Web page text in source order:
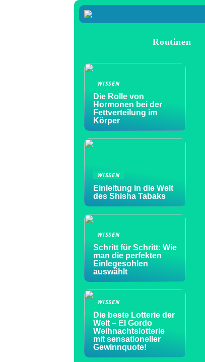
Routinen
WISSEN
Die Rolle von
Hormonen bei der
Fettverteilung im
Körper
WISSEN
Einleitung in die Welt
des Shisha Tabaks
WISSEN
Schritt für Schritt: Wie
man die perfekten
Einlegesohlen
auswählt
WISSEN
Die beste Lotterie der
Welt – El Gordo
Weihnachtslotterie
mit sensationeller
Gewinnquote!